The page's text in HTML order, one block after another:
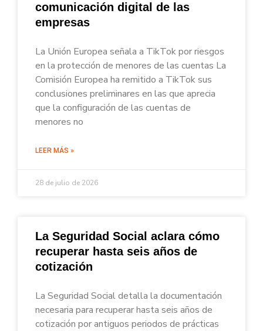
comunicación digital de las
empresas
La Unión Europea señala a TikTok por riesgos
en la protección de menores de las cuentas La
Comisión Europea ha remitido a TikTok sus
conclusiones preliminares en las que aprecia
que la configuración de las cuentas de
menores no
LEER MÁS »
28 de julio de 2026
La Seguridad Social aclara cómo
recuperar hasta seis años de
cotización
La Seguridad Social detalla la documentación
necesaria para recuperar hasta seis años de
cotización por antiguos periodos de prácticas